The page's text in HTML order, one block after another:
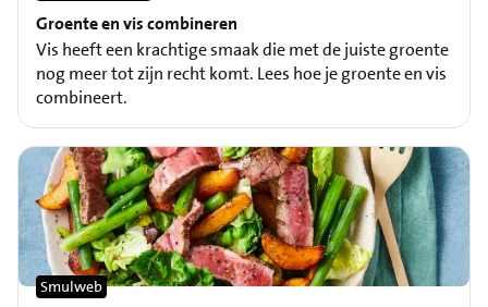
Groente en vis combineren
Vis heeft een krachtige smaak die met de juiste groente
nog meer tot zijn recht komt. Lees hoe je groente en vis
combineert.
Smulweb